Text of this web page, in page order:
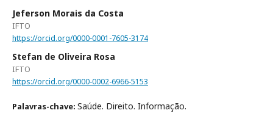
Jeferson Morais da Costa
IFTO
https://orcid.org/0000-0001-7605-3174
Stefan de Oliveira Rosa
IFTO
https://orcid.org/0000-0002-6966-5153
Palavras-chave: Saúde. Direito. Informação.